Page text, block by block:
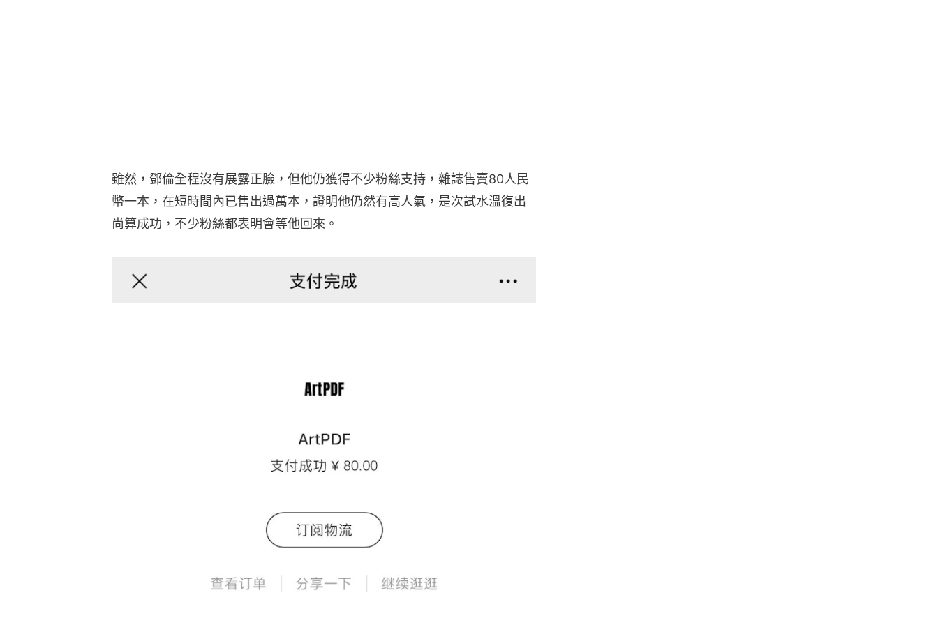
雖然，鄧倫全程沒有展露正臉，但他仍獲得不少粉絲支持，雜誌售賣80人民
幣一本，在短時間內已售出過萬本，證明他仍然有高人氣，是次試水溫復出
尚算成功，不少粉絲都表明會等他回來。